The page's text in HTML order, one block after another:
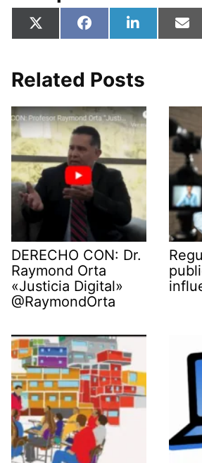
Compartir
en
X
(
i
t
e
r
)
Compartir
en
F
a
b
o
k
Compartir
en
L
i
e
d
n
en
E
m
Related Posts
DERECHO CON: Dr.
Raymond Orta
«Justicia Digital»
@RaymondOrta